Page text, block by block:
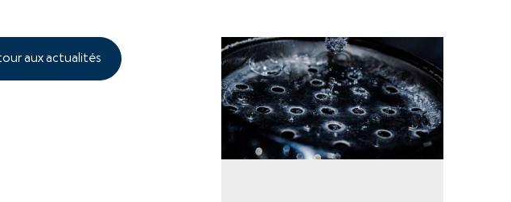
aux actualités